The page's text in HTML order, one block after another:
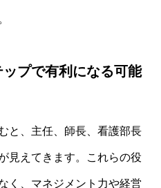
プで有利になる可能
と、主任、師長、看護部長
見えてきます。これらの役
く、マネジメント力や経営